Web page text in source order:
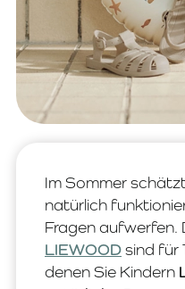
Im Sommer
natürlich
Fragen aufwerfen.
LIEWOODsind für
denen Sie Kindern